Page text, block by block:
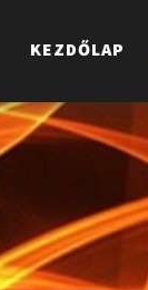
KEZDŐLAP